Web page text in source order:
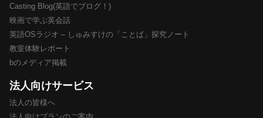
Casting Blog(英語でブログ！)
映画で学ぶ英会話
英語OSラジオ – しゅみすけの「ことば」探究ノート
教室体験レポート
bのメディア掲載
法人向けサービス
法人の皆様へ